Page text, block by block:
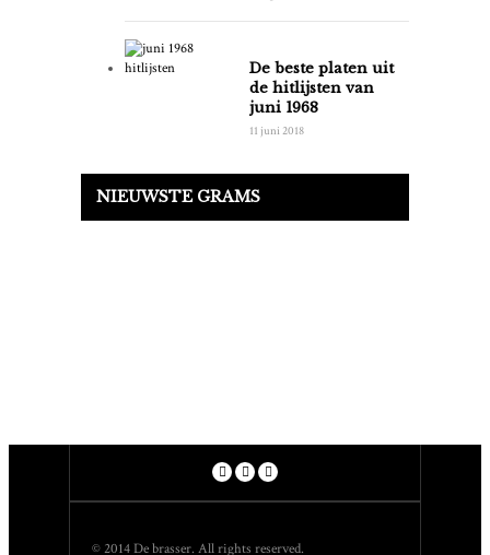
De beste platen uit
de hitlijsten van
juni 1968
11 juni 2018
NIEUWSTE GRAMS
© 2014 De brasser. All rights reserved.